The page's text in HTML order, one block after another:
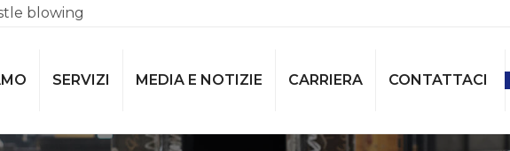
blowing
SERVIZI MEDIA E NOTIZIE CARRIERA CONTATTACI